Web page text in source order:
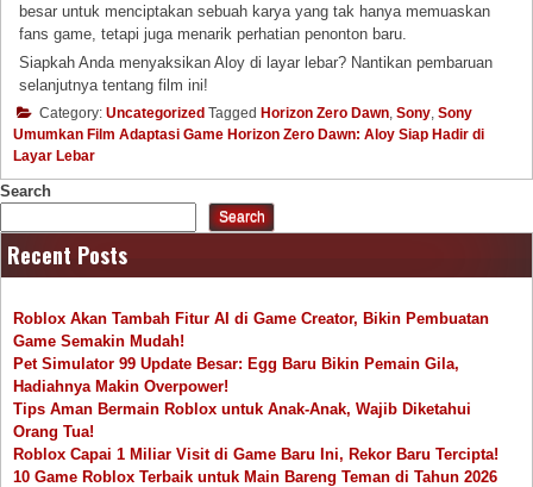
besar untuk menciptakan sebuah karya yang tak hanya memuaskan
fans game, tetapi juga menarik perhatian penonton baru.
Siapkah Anda menyaksikan Aloy di layar lebar? Nantikan pembaruan
selanjutnya tentang film ini!
Category: Uncategorized Tagged Horizon Zero Dawn Sony Sony
Umumkan Film Adaptasi Game Horizon Zero Dawn: Aloy Siap Hadir di
Layar Lebar
Search
Search
Recent Posts
Roblox Akan Tambah Fitur AI di Game Creator, Bikin Pembuatan
Game Semakin Mudah!
Pet Simulator 99 Update Besar: Egg Baru Bikin Pemain Gila,
Hadiahnya Makin Overpower!
Tips Aman Bermain Roblox untuk Anak-Anak, Wajib Diketahui
Orang Tua!
Roblox Capai 1 Miliar Visit di Game Baru Ini, Rekor Baru Tercipta!
10 Game Roblox Terbaik untuk Main Bareng Teman di Tahun 2026